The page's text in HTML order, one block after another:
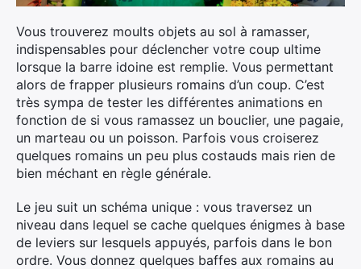
Vous trouverez moults objets au sol à ramasser,
indispensables pour déclencher votre coup ultime
lorsque la barre idoine est remplie. Vous permettant
alors de frapper plusieurs romains d’un coup. C’est
très sympa de tester les différentes animations en
fonction de si vous ramassez un bouclier, une pagaie,
un marteau ou un poisson. Parfois vous croiserez
quelques romains un peu plus costauds mais rien de
bien méchant en règle générale.
Le jeu suit un schéma unique : vous traversez un
niveau dans lequel se cache quelques énigmes à base
de leviers sur lesquels appuyés, parfois dans le bon
ordre. Vous donnez quelques baffes aux romains au
×
Rechercher